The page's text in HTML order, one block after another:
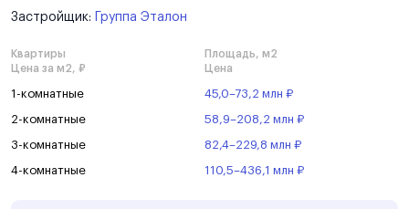
Застройщик: Группа Эталон
Квартиры
Площадь, м2
Цена за м2, ₽
Цена
1-комнатные 45,0–73,2 млн ₽
2-комнатные 58,9–208,2 млн ₽
3-комнатные 82,4–229,8 млн ₽
4-комнатные 110,5–436,1 млн ₽